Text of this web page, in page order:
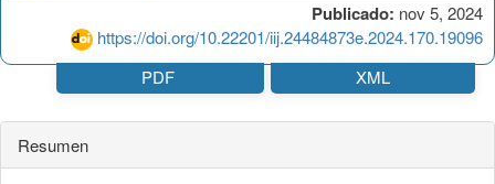
Publicado: nov 5, 2024
https://doi.org/10.22201/iij.24484873e.2024.170.19096
PDF XML
Resumen